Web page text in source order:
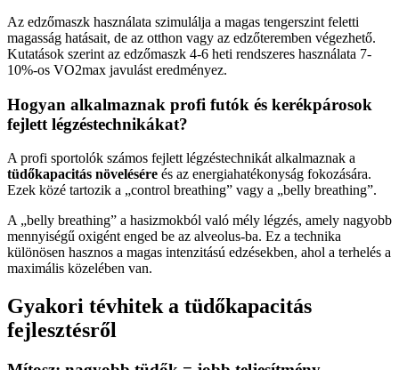
Az edzőmaszk használata szimulálja a magas tengerszint feletti
magasság hatásait, de az otthon vagy az edzőteremben végezhető.
Kutatások szerint az edzőmaszk 4-6 heti rendszeres használata 7-
10%-os VO2max javulást eredményez.
Hogyan alkalmaznak profi futók és kerékpárosok
fejlett légzéstechnikákat?
A profi sportolók számos fejlett légzéstechnikát alkalmaznak a
tüdőkapacitás növelésére és az energiahatékonyság fokozására.
Ezek közé tartozik a „control breathing” vagy a „belly breathing”.
A „belly breathing” a hasizmokból való mély légzés, amely nagyobb
mennyiségű oxigént enged be az alveolus-ba. Ez a technika
különösen hasznos a magas intenzitású edzésekben, ahol a terhelés a
maximális közelében van.
Gyakori tévhitek a tüdőkapacitás
fejlesztésről